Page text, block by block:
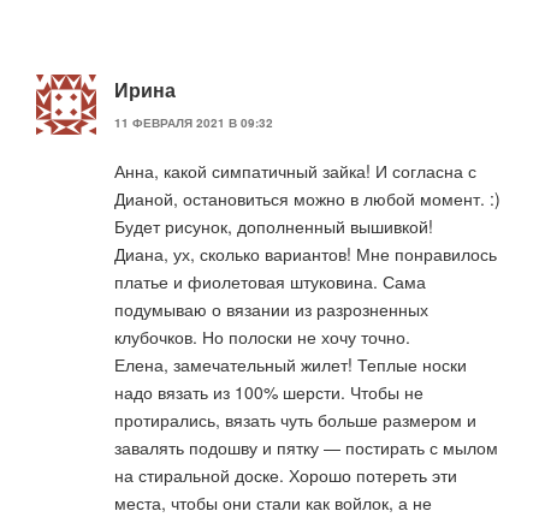
Ирина
11 ФЕВРАЛЯ 2021 В 09:32
Анна, какой симпатичный зайка! И согласна с
Дианой, остановиться можно в любой момент. :)
Будет рисунок, дополненный вышивкой!
Диана, ух, сколько вариантов! Мне понравилось
платье и фиолетовая штуковина. Сама
подумываю о вязании из разрозненных
клубочков. Но полоски не хочу точно.
Елена, замечательный жилет! Теплые носки
надо вязать из 100% шерсти. Чтобы не
протирались, вязать чуть больше размером и
завалять подошву и пятку — постирать с мылом
на стиральной доске. Хорошо потереть эти
места, чтобы они стали как войлок, а не